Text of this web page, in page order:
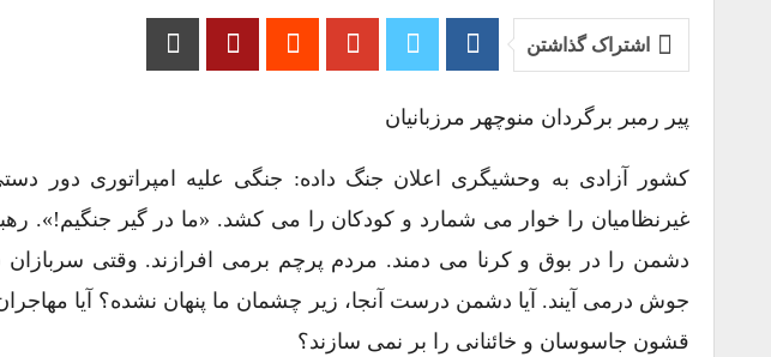
اشتراک گذاشتن
پیر رمبر برگردان منوچهر مرزبانیان
کشور آزادی به وحشیگری اعلان جنگ داده: جنگی علیه امپراتوری دور
غیرنظامیان را خوار می شمارد و کودکان را می کشد. «ما در گیر جنگیم!».
دشمن را در بوق و کرنا می دمند. مردم پرچم برمی افرازند. وقتی
جوش درمی آیند. آیا دشمن درست آنجا، زیر چشمان ما پنهان نشده؟ آیا
قشون جاسوسان و خائنانی را بر نمی سازند؟